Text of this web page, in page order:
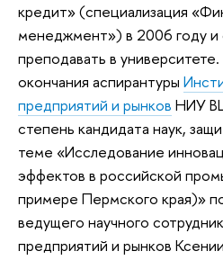
кредит» (специализация
менеджмент») в 2006 году и
преподавать в
окончания аспирантуры
предприятий и рынков НИУ
степень кандидата наук,
теме «Исследование
эффектов в российской
примере Пермского края)»
ведущего научного
предприятий и рынков